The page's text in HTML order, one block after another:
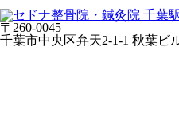
〒260-0045
千葉市中央区弁天2-1-1 秋葉ビ